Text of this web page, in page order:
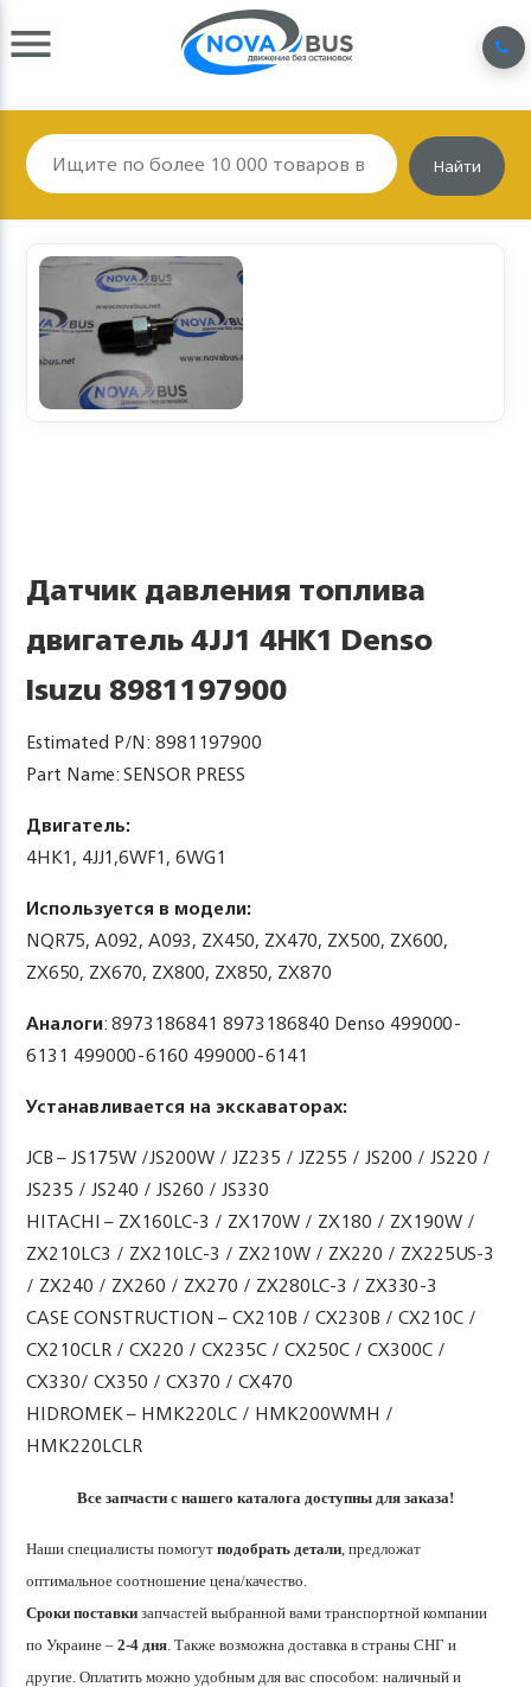
Найти
Датчик давления топлива
двигатель 4JJ1 4HK1 Denso
Isuzu 8981197900
Estimated P/N: 8981197900
Part Name: SENSOR PRESS
Двигатель:
4HK1, 4JJ1,6WF1, 6WG1
Используется в модели:
NQR75, A092, A093, ZX450, ZX470, ZX500, ZX600,
ZX650, ZX670, ZX800, ZX850, ZX870
Аналоги: 8973186841 8973186840 Denso 499000-
6131 499000-6160 499000-6141
Устанавливается на экскаваторах:
JCB – JS175W /JS200W / JZ235 / JZ255 / JS200 / JS220 /
JS235 / JS240 / JS260 / JS330
HITACHI – ZX160LC-3 / ZX170W / ZX180 / ZX190W /
ZX210LC3 / ZX210LC-3 / ZX210W / ZX220 / ZX225US-3
/ ZX240 / ZX260 / ZX270 / ZX280LC-3 / ZX330-3
CASE CONSTRUCTION – CX210B / CX230B / CX210C /
CX210CLR / CX220 / CX235C / CX250C / CX300C /
CX330/ CX350 / CX370 / CX470
HIDROMEK – HMK220LC / HMK200WMH /
HMK220LCLR
Все запчасти с нашего каталога доступны для заказа!
Наши специалисты помогутподобрать детали, предложат
оптимальное соотношение цена/качество.
Сроки поставки запчастей выбранной вами транспортной компании
по Украине –2-4 дня. Также возможна доставка в страны СНГ и
другие. Оплатить можно удобным для вас способом: наличный и